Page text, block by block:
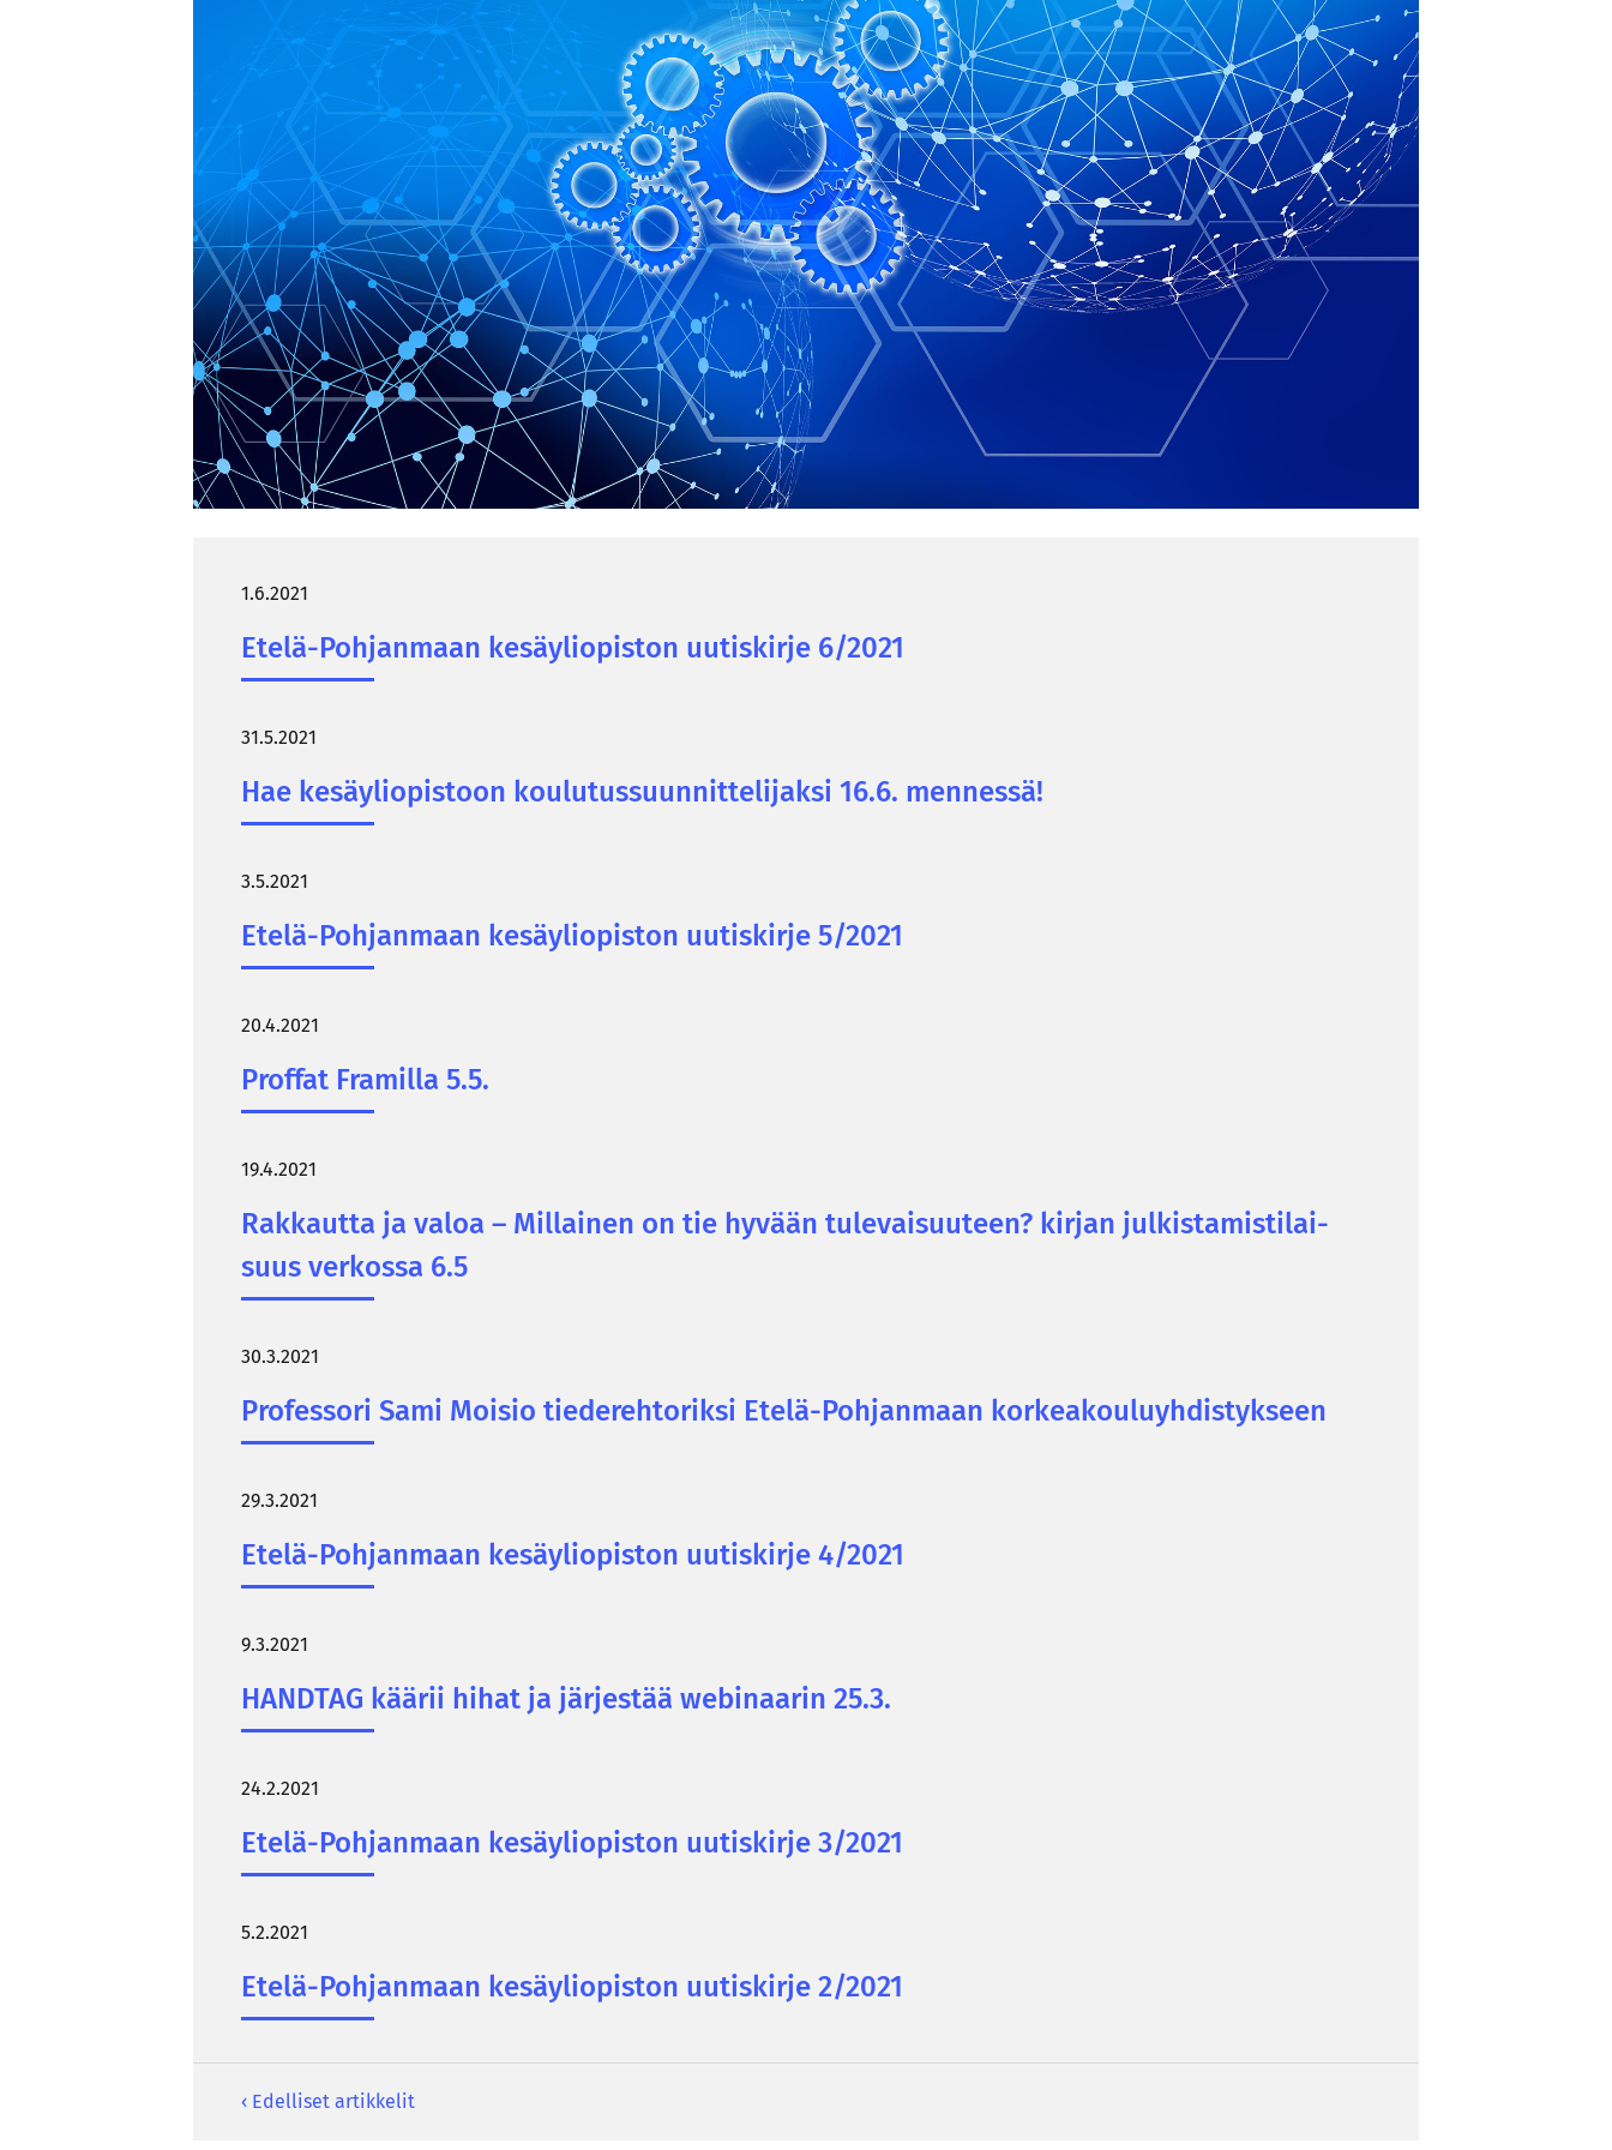
1.6.2021
Etelä-​Pohjanmaan ke­säy­li­opis­ton uu­tis­kir­je 6/2021
31.5.2021
Hae ke­säy­li­opis­toon kou­lu­tus­suun­nit­te­li­jak­si 16.6. men­nes­sä!
3.5.2021
Etelä-​Pohjanmaan ke­säy­li­opis­ton uu­tis­kir­je 5/2021
20.4.2021
Prof­fat Fra­mil­la 5.5.
19.4.2021
Rak­kaut­ta ja valoa – Mil­lai­nen on tie hy­vään tu­le­vai­suu­teen? kir­jan jul­kis­ta­mis­ti­lai­
suus ver­kos­sa 6.5
30.3.2021
Pro­fes­so­ri Sami Moi­sio tie­de­reh­to­rik­si Etelä-​Pohjanmaan kor­kea­kou­lu­yh­dis­tyk­seen
29.3.2021
Etelä-​Pohjanmaan ke­säy­li­opis­ton uu­tis­kir­je 4/2021
9.3.2021
HAND­TAG kää­rii hihat ja jär­jes­tää webinaarin 25.3.
24.2.2021
Etelä-​Pohjanmaan ke­säy­li­opis­ton uu­tis­kir­je 3/2021
5.2.2021
Etelä-​Pohjanmaan ke­säy­li­opis­ton uu­tis­kir­je 2/2021
Ar­
‹ Edelliset artikkelit